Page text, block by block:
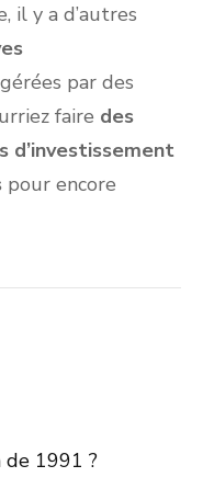
il y a d’autres
par des
faire des
d’investissement
pour encore
de 1991 ?